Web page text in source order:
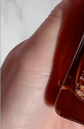
kiosklardan sözlü
v. Müşterilerin tüm
şikâyet
İletişim Merkezi’ne
şikayetler
vi. Müşterilerin
müşteri kartları,
(CRM) ve diğer
vii. Şirket sadakat
gerçekleştirilen
viii. Mağazalar